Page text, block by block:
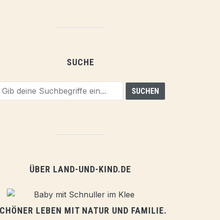
SUCHE
ÜBER LAND-UND-KIND.DE
LEBEN MIT NATUR UND FAMILIE.